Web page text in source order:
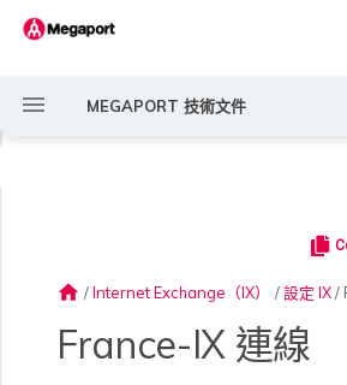
MEGAPORT 技術文件
快速開始
概述
常見多雲連線情境
MACsec
訂購交叉連接
建
建立私有 VXC
路由指南
概述
概述
MCR 進階 VLAN 與路由功能
路
MVE 部署情境
以申請連線至 France-IX
變更合約 IX 的速率
MegaIX Looking Glass（路
由診斷）
建立個人檔案
監控 MCR
管理個人檔案
Port 定價與合約條款
啟用計費市場
建立 API 金鑰
快速開始
啟
IX
雲
聯繫支援
home / Internet Exchange（IX） / 設定 IX /
France-IX 連線